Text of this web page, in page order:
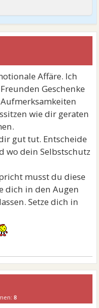
Affäre. Ich
Geschenke
wie dir geraten
gut tut. Entscheide
wo dein Selbstschutz
musst du diese
dich in den Augen
Setze dich in
8